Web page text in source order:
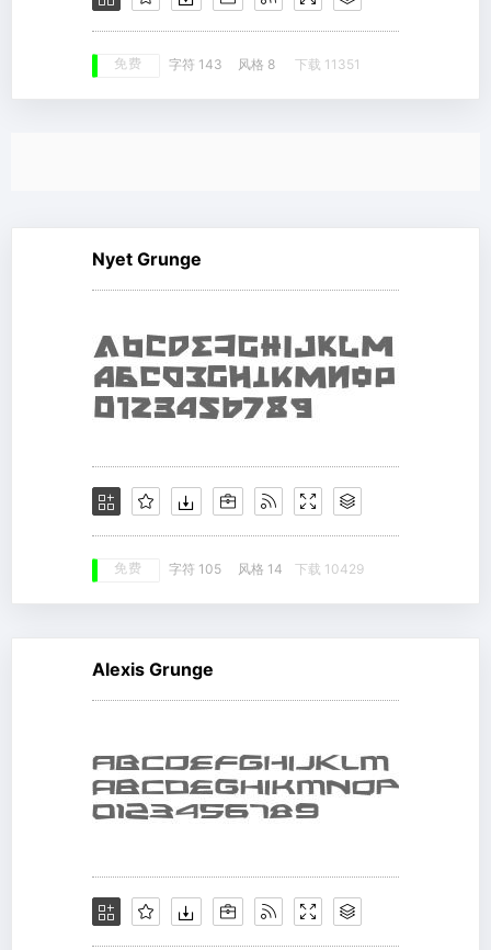
免费 字符 143 风格 8 下载 11351
Nyet Grunge
免费 字符 105 风格 14 下载 10429
Alexis Grunge